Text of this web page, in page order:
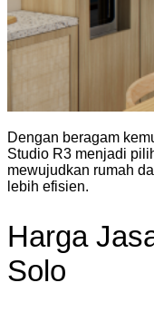
Dengan beragam
Studio R3 menjadi
mewujudkan rumah
lebih efisien.
Harga
Solo